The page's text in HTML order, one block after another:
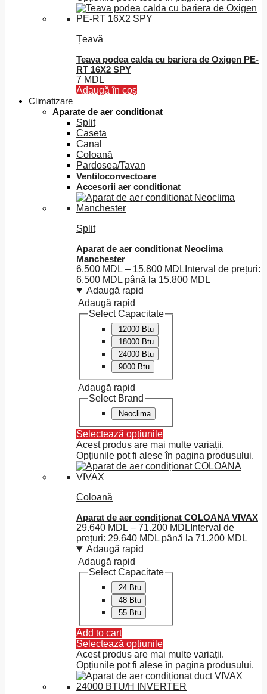
Țeavă
Teava podea calda cu bariera de Oxigen PE-
RT 16X2 SPY
7 MDL
Adaugă în coș
Climatizare
Aparate de aer conditionat
Split
Caseta
Canal
Coloană
Pardosea/Tavan
Ventiloconvectoare
Accesorii aer conditionat
Split
Aparat de aer conditionat Neoclima
Manchester
6.500 MDL – 15.800 MDL Interval de prețuri:
6.500 MDL până la 15.800 MDL
Adaugă rapid
Adaugă rapid
Select Capacitate
12000 Btu
18000 Btu
24000 Btu
9000 Btu
Adaugă rapid
Select Brand
Neoclima
Selectează opțiunile
Acest produs are mai multe variații.
Opțiunile pot fi alese în pagina produsului.
Coloană
Aparat de aer condiționat COLOANA VIVAX
29.640 MDL – 71.200 MDL Interval de
prețuri: 29.640 MDL până la 71.200 MDL
Adaugă rapid
Adaugă rapid
Select Capacitate
24 Btu
48 Btu
55 Btu
Add to cart
Selectează opțiunile
Acest produs are mai multe variații.
Opțiunile pot fi alese în pagina produsului.